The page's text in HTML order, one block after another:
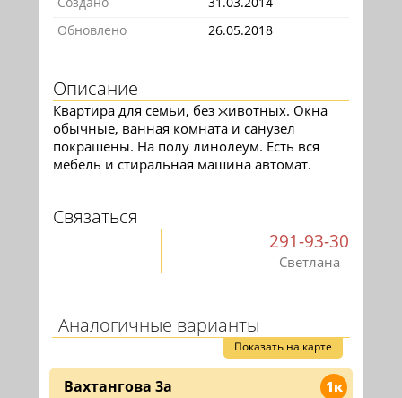
Обновлено
26.05.2018
Описание
Квартира для семьи, без животных. Окна
обычные, ванная комната и санузел
покрашены. На полу линолеум. Есть вся
мебель и стиральная машина автомат.
Связаться
291-93-30
Светлана
Аналогичные варианты
Показать на карте
1к
Вахтангова 3а